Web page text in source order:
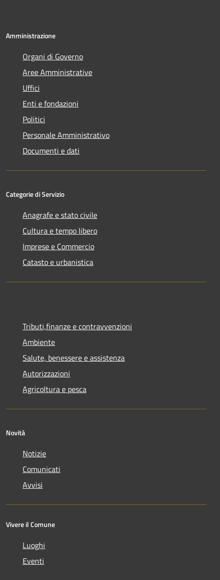
Amministrazione
Organi di Governo
Aree Amministrative
Uffici
Enti e fondazioni
Politici
Personale Amministrativo
Documenti e dati
Categorie di Servizio
Anagrafe e stato civile
Cultura e tempo libero
Imprese e Commercio
Catasto e urbanistica
Tributi,finanze e contravvenzioni
Ambiente
Salute, benessere e assistenza
Autorizzazioni
Agricoltura e pesca
Novità
Notizie
Comunicati
Avvisi
Vivere il Comune
Luoghi
Eventi